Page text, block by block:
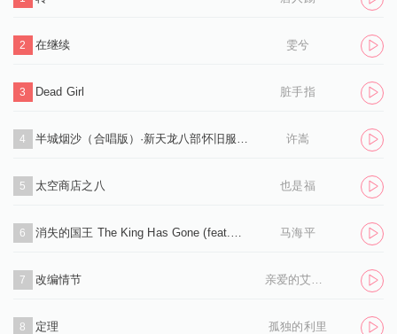
2 在继续 雯兮
3 Dead Girl 脏手指
4 半城烟沙（合唱版）·新天龙八部怀旧服推广曲 许嵩
5 太空商店之八 也是福
6 消失的国王 The King Has Gone (feat.孙凌生) 马海平
7 改编情节 亲爱的艾洛伊丝
8 定理 孤独的利里